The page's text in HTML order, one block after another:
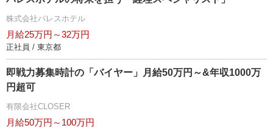
株式会社パレスホテル
月給25万円～32万円
正社員 / 東京都
即戦力募集時計の「バイヤー」月給50万円～&年収1000万
円超可
有限会社CLOSER
月給50万円～100万円